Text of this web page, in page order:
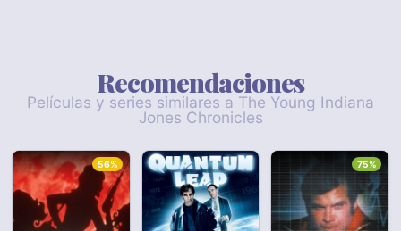
Recomendaciones
Películas y series similares a The Young Indiana
Jones Chronicles
56% 75%